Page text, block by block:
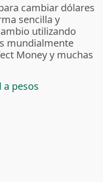
cambiar dólares
sencilla y
utilizando
mundialmente
Money y muchas
a pesos